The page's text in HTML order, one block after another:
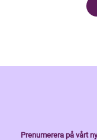
Prenumerera på vårt